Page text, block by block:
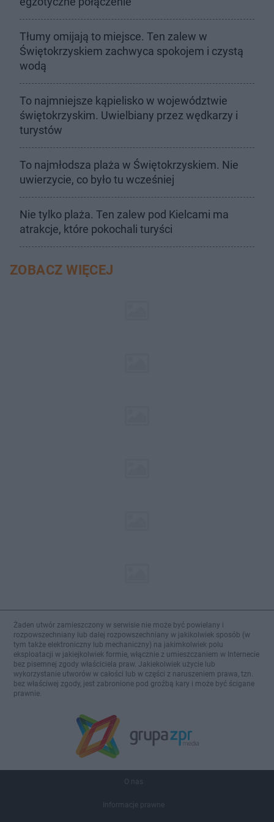
Tłumy omijają to miejsce. Ten zalew w
Świętokrzyskiem zachwyca spokojem i czystą
wodą
To najmniejsze kąpielisko w województwie
świętokrzyskim. Uwielbiany przez wędkarzy i
turystów
To najmłodsza plaża w Świętokrzyskiem. Nie
uwierzycie, co było tu wcześniej
Nie tylko plaża. Ten zalew pod Kielcami ma
atrakcje, które pokochali turyści
ZOBACZ WIĘCEJ
Żaden utwór zamieszczony w serwisie nie może być powielany i
rozpowszechniany lub dalej rozpowszechniany w jakikolwiek sposób (w
tym także elektroniczny lub mechaniczny) na jakimkolwiek polu
eksploatacji w jakiejkolwiek formie, włącznie z umieszczaniem w Internecie
bez pisemnej zgody właściciela praw. Jakiekolwiek użycie lub
wykorzystanie utworów w całości lub w części z naruszeniem prawa, tzn.
bez właściwej zgody, jest zabronione pod groźbą kary i może być ścigane
prawnie.
O nas
Informacje prawne